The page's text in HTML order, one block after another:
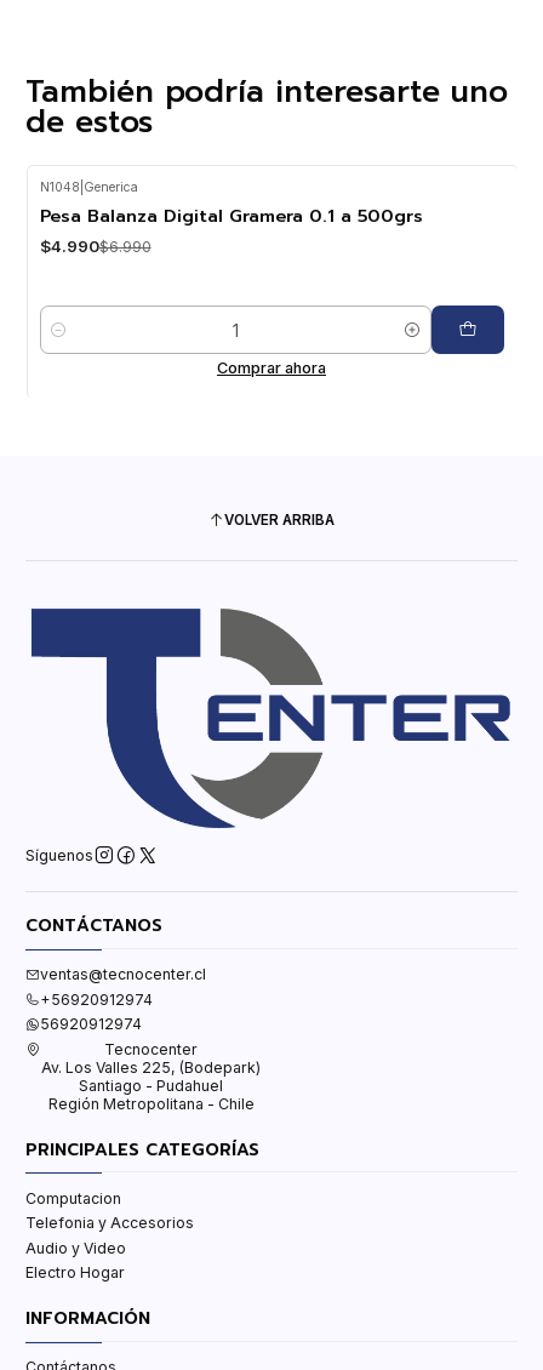
También podría interesarte uno
de estos
-29% OFF
N1048 Generica
Pesa Balanza Digital Gramera 0.1 a 500grs
$4.990$6.990
Cantidad
Comprar ahora
VOLVER ARRIBA
Síguenos
CONTÁCTANOS
ventas@tecnocenter.cl
+56920912974
56920912974
Tecnocenter
Av. Los Valles 225, (Bodepark)
Santiago - Pudahuel
Región Metropolitana - Chile
PRINCIPALES CATEGORÍAS
Computacion
Telefonia y Accesorios
Audio y Video
Electro Hogar
INFORMACIÓN